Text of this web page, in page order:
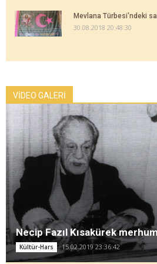
Mevlana Türbesi'ndeki
30.08.2018 20:48:30
VİDEO GALERİ
Necip Fazıl Kısakürek
Kültür-Hars 15.02.2019 23:36:42